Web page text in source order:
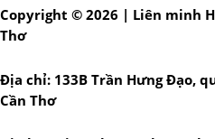
Copyright © 2026 | Liên minh
Thơ
Địa chỉ: 133B Trần Hưng Đạo,
Cần Thơ